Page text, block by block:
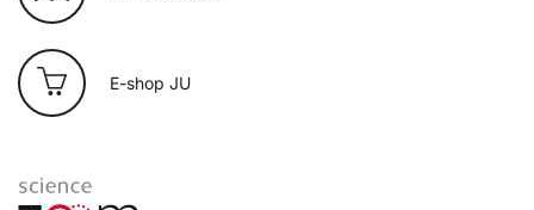
E-shop JU